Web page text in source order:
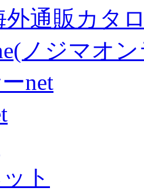
外通販カタ
ノジマオ
net
ト